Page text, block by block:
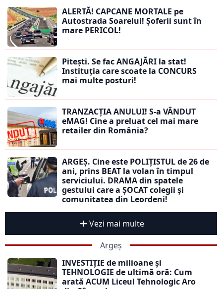
ALERTĂ! CAPCANE MORTALE pe
Autostrada Soarelui! Șoferii sunt în
mare PERICOL!
Pitești. Se fac ANGAJĂRI la stat!
Instituția care scoate la CONCURS
mai multe posturi!
TRANZACȚIA ANULUI! S-a VÂNDUT
eMAG! Cine a preluat cel mai mare
retailer din România?
ARGEȘ. Cine este POLIȚISTUL de 26 de
ani, prins BEAT la volan în timpul
serviciului. DRAMA din spatele
gestului care a ȘOCAT colegii și
comunitatea din Leordeni!
Vezi mai multe
Argeș
INVESTIȚIE de milioane și
TEHNOLOGIE de ultimă oră: Cum
arată ACUM Liceul Tehnologic Aro